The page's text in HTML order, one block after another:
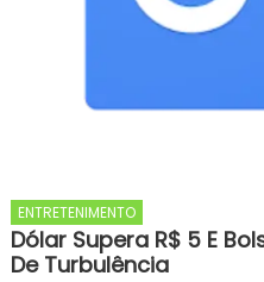
ENTRETENIMENTO
Dólar Supera R$ 5 E
De Turbulência